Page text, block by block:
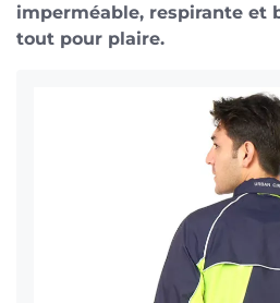
imperméable, respirante et
tout pour plaire.